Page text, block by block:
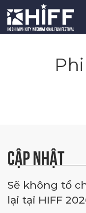
CẬP NHẬT
Sẽ không tổ
lại tại HIFF